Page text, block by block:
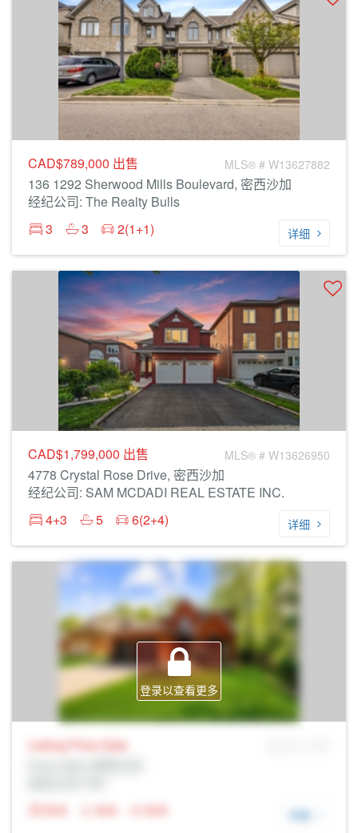
CAD$789,000 出售 MLS® # W13627882
136 1292 Sherwood Mills Boulevard, 密西沙加
经纪公司: The Realty Bulls
3
3 2(1+1) 详细
CAD$1,799,000 出售 MLS® # W13626950
4778 Crystal Rose Drive, 密西沙加
经纪公司: SAM MCDADI REAL ESTATE INC.
4+3
5 6(2+4) 详细
登录以查看更多
Listing Price Sale
N/A
N/A N/A 详细